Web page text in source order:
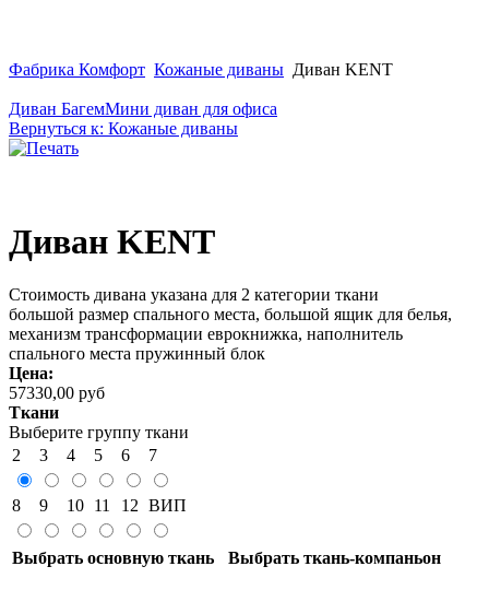
Фабрика Комфорт Кожаные диваны Диван KENT
Диван БагемМини диван для офиса
Вернуться к: Кожаные диваны
Диван KENT
Стоимость дивана указана для 2 категории ткани
большой размер спального места, большой ящик для белья,
механизм трансформации еврокнижка, наполнитель
спального места пружинный блок
Цена:
57330,00 руб
Ткани
Выберите группу ткани
2
3 4 5 6 7
8 9 10 11 12 ВИП
Выбрать основную ткань Выбрать ткань-компаньон